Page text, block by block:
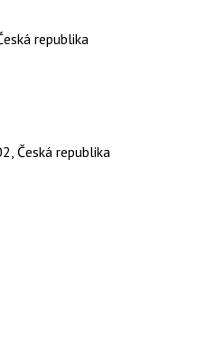
republika
Česká republika